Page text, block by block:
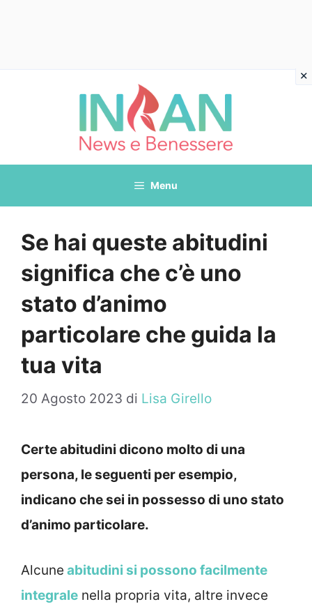
Menu
Se hai queste abitudini
significa che c’è uno
stato d’animo
particolare che guida la
tua vita
20 Agosto 2023 di Lisa Girello
Certe abitudini dicono molto di una
persona, le seguenti per esempio,
indicano che sei in possesso di uno stato
d’animo particolare.
Alcune abitudini si possono facilmente
integrale nella propria vita, altre invece